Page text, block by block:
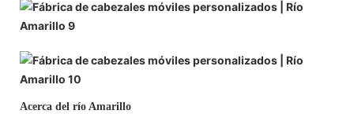
Acerca del río Amarillo